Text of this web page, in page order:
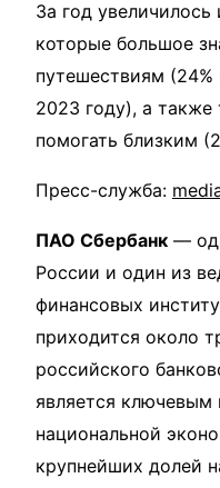
За год
которые большое
путешествиям (24%
2023 году), а также
помогать близким
Пресс-служба:
ПАО Сбербанк —
России и один из
финансовых
приходится около
российского
является ключевым
национальной
крупнейших долей